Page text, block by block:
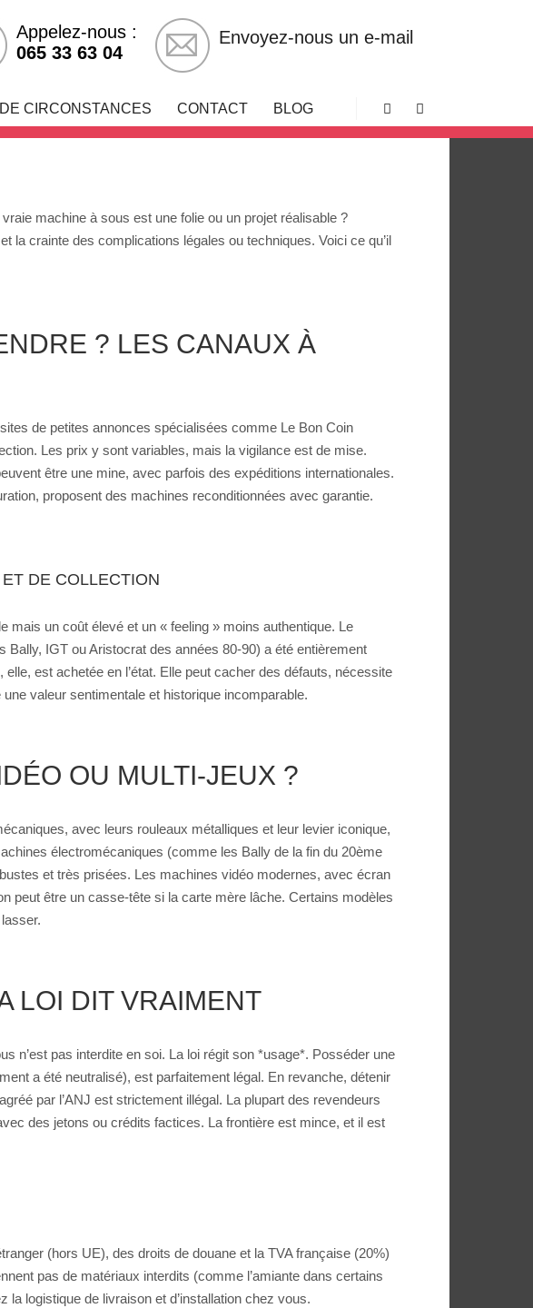
Envoyez-nous un e-mail
Appelez-nous :
065 33 63 04
CIRCONSTANCES CONTACT
BLOG
Rechercher
Plus d’infos
machine à sous est une folie ou un projet réalisable ?
la crainte des complications légales ou techniques. Voici ce qu’il
? LES CANAUX À
de petites annonces spécialisées comme Le Bon Coin
Les prix y sont variables, mais la vigilance est de mise.
être une mine, avec parfois des expéditions internationales.
proposent des machines reconditionnées avec garantie.
DE COLLECTION
mais un coût élevé et un « feeling » moins authentique. Le
IGT ou Aristocrat des années 80-90) a été entièrement
est achetée en l’état. Elle peut cacher des défauts, nécessite
valeur sentimentale et historique incomparable.
OU MULTI-JEUX ?
avec leurs rouleaux métalliques et leur levier iconique,
électromécaniques (comme les Bally de la fin du 20ème
et très prisées. Les machines vidéo modernes, avec écran
peut être un casse-tête si la carte mère lâche. Certains modèles
LOI DIT VRAIMENT
n’est pas interdite en soi. La loi régit son *usage*. Posséder une
a été neutralisé), est parfaitement légal. En revanche, détenir
par l’ANJ est strictement illégal. La plupart des revendeurs
des jetons ou crédits factices. La frontière est mince, et il est
(hors UE), des droits de douane et la TVA française (20%)
pas de matériaux interdits (comme l’amiante dans certains
logistique de livraison et d’installation chez vous.